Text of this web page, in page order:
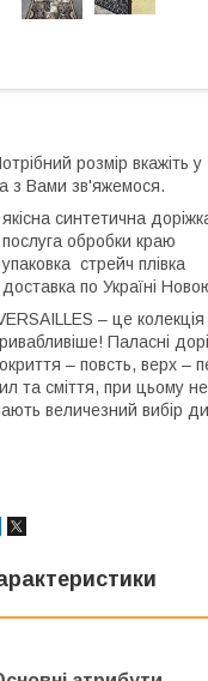
розмір вкажіть у
з Вами зв'яжемося.
синтетична
обробки краю
стрейч плівка
по Україні
– це
Паласні
– повсть, верх –
та сміття, при цьому
величезний вибір